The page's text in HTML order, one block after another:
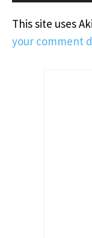
This site uses
your comment